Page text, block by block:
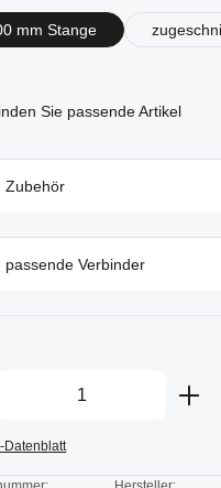
mm Stange
Sie passende Artikel
Zubehör
passende Verbinder
Anzahl: Gib
Datenblatt